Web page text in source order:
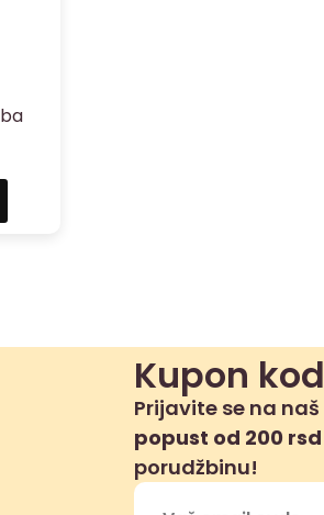
Kupon kod
Prijavite se na
popust od 200
porudžbinu!